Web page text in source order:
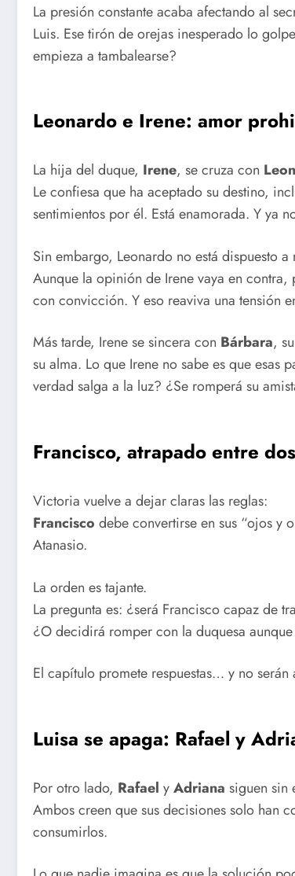
La presión constante acaba afectando al
Luis. Ese tirón de orejas inesperado lo
empieza a tambalearse?
Leonardo e Irene: amor
La hija del duque, Irene, se cruza con
Le confiesa que ha aceptado su destino,
sentimientos por él. Está enamorada. Y ya
Sin embargo, Leonardo no está dispuesto a
Aunque la opinión de Irene vaya en
con convicción. Y eso reaviva una tensión
Más tarde, Irene se sincera con Bárbara,
su alma. Lo que Irene no sabe es que esas
verdad salga a la luz? ¿Se romperá su
Francisco, atrapado entre
Victoria vuelve a dejar claras las reglas:
Francisco debe convertirse en sus “ojos y
Atanasio.
La orden es tajante.
La pregunta es: ¿será Francisco capaz de
¿O decidirá romper con la duquesa
El capítulo promete respuestas… y no serán
Luisa se apaga: Rafael y
Por otro lado, Rafael yAdriana siguen sin
Ambos creen que sus decisiones solo han
consumirlos.